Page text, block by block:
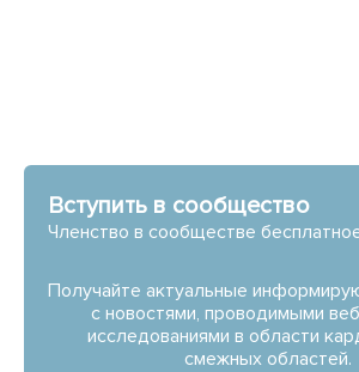
Вступить в сообщество
Членство в сообществе
Получайте актуальные
с новостями, проводимыми
исследованиями в области
смежных областей.